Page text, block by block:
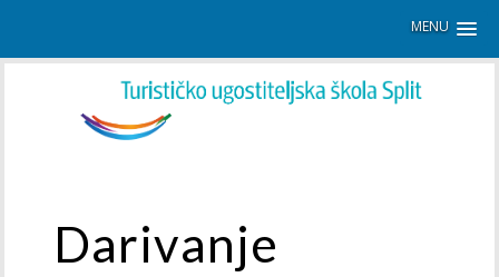
MENU
Darivanje